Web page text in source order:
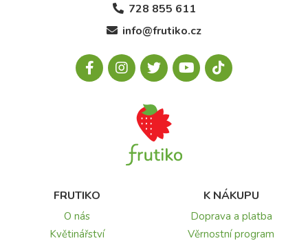
728 855 611
info@frutiko.cz
FRUTIKO
O nás
Květinářství
K NÁKUPU
Doprava a platba
Věrnostní program